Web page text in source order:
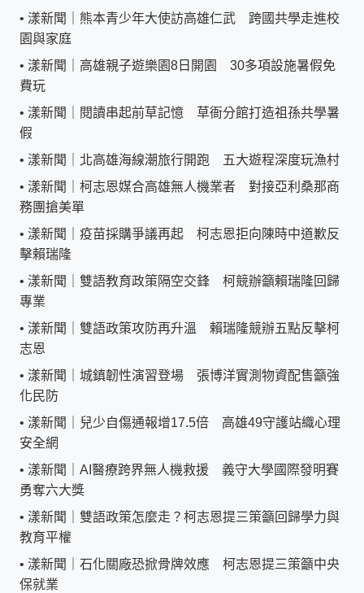
• 漾新聞｜熊本青少年大使訪高雄仁武 跨國共學走進校
園與家庭
• 漾新聞｜高雄親子遊樂園8日開園 30多項設施暑假免
費玩
• 漾新聞｜閱讀串起前草記憶 草衙分館打造祖孫共學暑
假
• 漾新聞｜北高雄海線潮旅行開跑 五大遊程深度玩漁村
• 漾新聞｜柯志恩媒合高雄無人機業者 對接亞利桑那商
務團搶美單
• 漾新聞｜疫苗採購爭議再起 柯志恩拒向陳時中道歉反
擊賴瑞隆
• 漾新聞｜雙語教育政策隔空交鋒 柯競辦籲賴瑞隆回歸
專業
• 漾新聞｜雙語政策攻防再升溫 賴瑞隆競辦五點反擊柯
志恩
• 漾新聞｜城鎮韌性演習登場 張博洋實測物資配售籲強
化民防
• 漾新聞｜兒少自傷通報增17.5倍 高雄49守護站織心理
安全網
• 漾新聞｜AI醫療跨界無人機救援 義守大學國際發明賽
勇奪六大獎
• 漾新聞｜雙語政策怎麼走？柯志恩提三策籲回歸學力與
教育平權
• 漾新聞｜石化關廠恐掀骨牌效應 柯志恩提三策籲中央
保就業